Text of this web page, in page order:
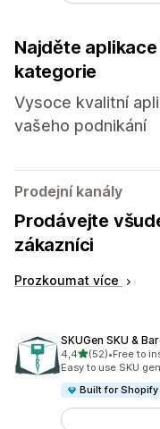
Najděte
kategorie
Vysoce kvalitní
vašeho podnikání
Prodejní kanály
Prodávejte
zákazníci
Prozkoumat více
SKUGen SKU &
4,4z 5 hvězd
(52)
Celkový počet
•Free to
Easy to use SKU
Built for Shopify